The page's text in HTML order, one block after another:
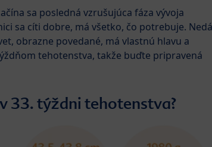
sa posledná vzrušujúca fáza vývoja
sa cíti dobre, má všetko, čo potrebuje. Nedá
obrazne povedané, má vlastnú hlavu a
tehotenstva, takže buďte pripravená
33. týždni tehotenstva?